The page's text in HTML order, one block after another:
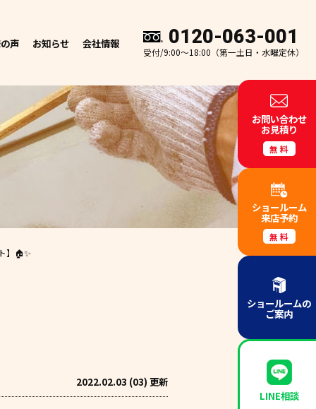
声 お知らせ 会社情報 0120-063-001
受付/9:00～18:00（第一土日・水曜定休）
】🏠✨
2022.02.03 (03) 更新
お問い合わせ
お見積り
無料
ショールーム
来店予約
無料
ショールームの
ご案内
LINE相談